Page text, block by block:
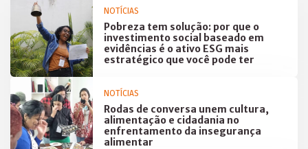
NOTÍCIAS
Pobreza tem solução: por que o
investimento social baseado em
evidências é o ativo ESG mais
estratégico que você pode ter
NOTÍCIAS
Rodas de conversa unem cultura,
alimentação e cidadania no
enfrentamento da insegurança
alimentar